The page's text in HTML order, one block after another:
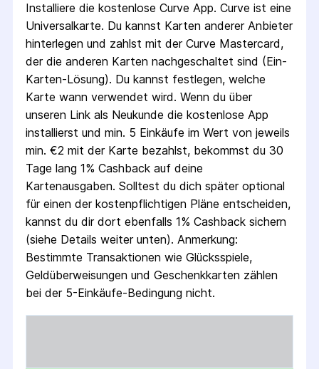
Installiere die kostenlose Curve App. Curve ist eine
Universalkarte. Du kannst Karten anderer Anbieter
hinterlegen und zahlst mit der Curve Mastercard,
der die anderen Karten nachgeschaltet sind (Ein-
Karten-Lösung). Du kannst festlegen, welche
Karte wann verwendet wird. Wenn du über
unseren Link als Neukunde die kostenlose App
installierst und min. 5 Einkäufe im Wert von jeweils
min. €2 mit der Karte bezahlst, bekommst du 30
Tage lang 1% Cashback auf deine
Kartenausgaben. Solltest du dich später optional
für einen der kostenpflichtigen Pläne entscheiden,
kannst du dir dort ebenfalls 1% Cashback sichern
(siehe Details weiter unten). Anmerkung:
Bestimmte Transaktionen wie Glücksspiele,
Geldüberweisungen und Geschenkkarten zählen
bei der 5-Einkäufe-Bedingung nicht.